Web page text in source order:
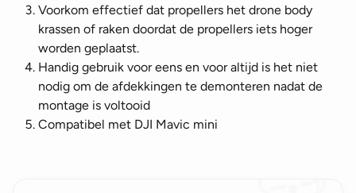
Voorkom effectief dat propellers het drone body
krassen of raken doordat de propellers iets hoger
worden geplaatst.
Handig gebruik voor eens en voor altijd is het niet
nodig om de afdekkingen te demonteren nadat de
montage is voltooid
Compatibel met DJI Mavic mini